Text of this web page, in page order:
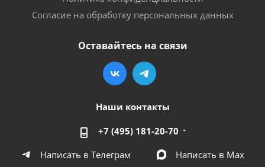
Согласие на обработку персональных данных
Оставайтесь на связи
Наши контакты
+7 (495) 181-20-70
Написать в Телеграм
Написать в Мах